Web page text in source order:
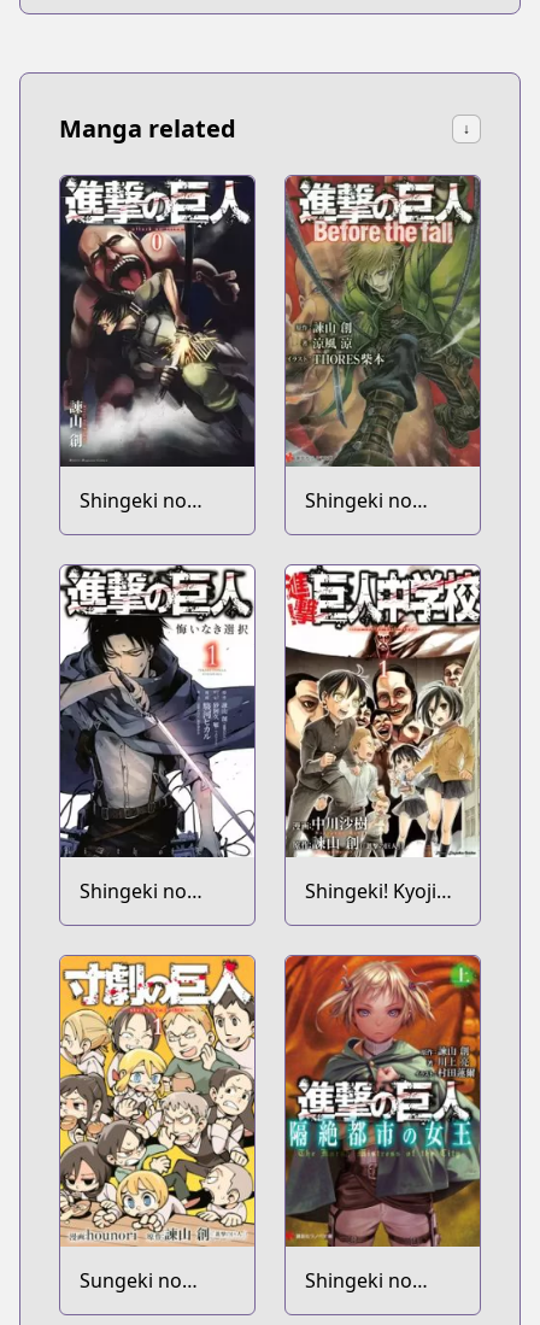
Manga related ↓
Shingeki no
Kyojin Volume 0
Shingeki no
Kyojin: Before
the Fall
Shingeki no
Kyojin: Kuinaki
Sentaku
Shingeki! Kyojin
Chuugakkou
Sungeki no
Kyojin
Shingeki no
Kyojin: